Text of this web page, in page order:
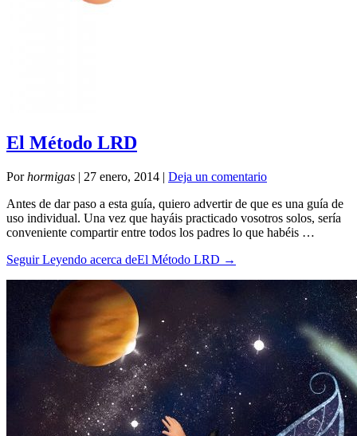
El Método LRD
Porhormigas | 27 enero, 2014 | Deja un comentario
Antes de dar paso a esta guía, quiero advertir de que es una guía de
uso individual. Una vez que hayáis practicado vosotros solos, sería
conveniente compartir entre todos los padres lo que habéis …
Seguir Leyendo acerca deEl Método LRD →